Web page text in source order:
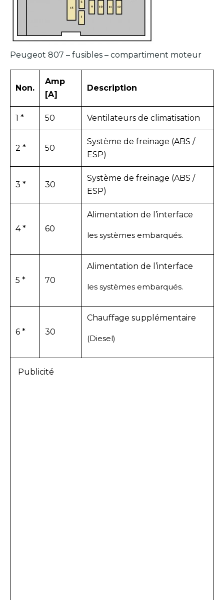
Peugeot 807 – fusibles – compartiment moteur
Non.
Amp
[A]
Description
1 * 50 Ventilateurs de climatisation
2 * 50
Système de freinage (ABS /
ESP)
3 * 30
Système de freinage (ABS /
ESP)
4 * 60
Alimentation de l’interface
les systèmes embarqués.
5 * 70
Alimentation de l’interface
les systèmes embarqués.
6 * 30
Chauffage supplémentaire
(Diesel)
Publicité